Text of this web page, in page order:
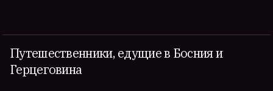
Путешественники, едущие в Босния и
Герцеговина